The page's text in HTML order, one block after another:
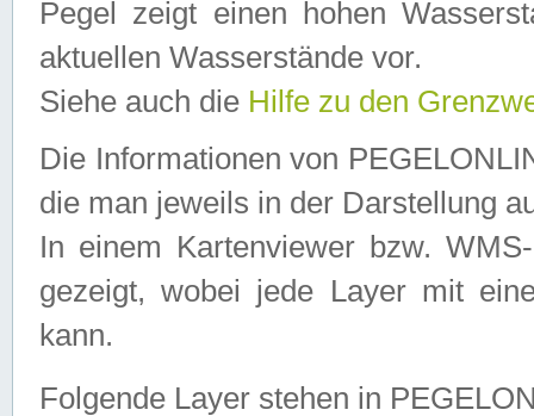
Pegel zeigt einen hohen
aktuellen Wasserstände vor.
Siehe auch die Hilfe zu den
Die Informationen von
die man jeweils in der Darstellung
In einem Kartenviewer bzw.
gezeigt, wobei jede Layer mit
kann.
Folgende Layer stehen in